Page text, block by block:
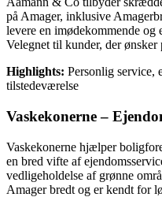
på Amager, inklusive
levere en imødekommende og
Velegnet til kunder, der
Highlights: Personlig service,
tilstedeværelse
Vaskekonerne –
Vaskekonerne hjælper
en bred vifte af
vedligeholdelse af grønne
Amager bredt og er kendt for